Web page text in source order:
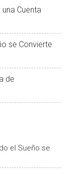
Cuenta
se Convierte
de
el Sueño se